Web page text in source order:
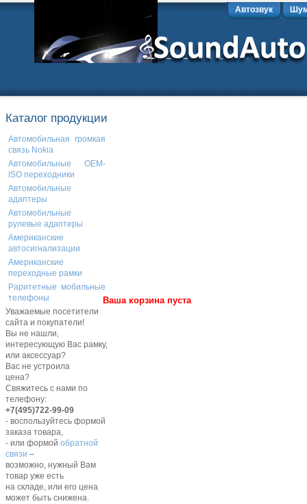
Автозвук
Каталог продукции
Автомобильная громкая
связь Nokia
Автомобильные OEM-
ISO переходники
Автомобильные
адаптеры
Автомобильные
рулевые адаптеры
Американские
автосигнализации
Американские
переходные рамки
Раритетные мобильные
телефоны
Уважаемые посетители
сайта и покупатели!
Вы не нашли,
интересующую Вас рамку,
или аксессуар?
Вас не устроила
цена?
Свяжитесь с нами по
телефону:
+7(495)722-99-09
- воспользуйтесь формой
заказа товара,
- или формой обратной
связи –
возможно, нужный Вам
товар уже есть
на складе, или его цена
может быть снижена.
Ваша корзина пуста